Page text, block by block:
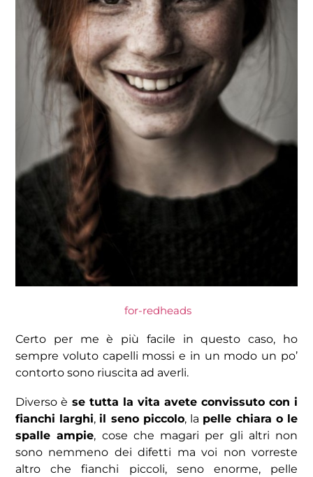
for-redheads
Certo per me è più facile in questo caso, ho
sempre voluto capelli mossi e in un modo un po’
contorto sono riuscita ad averli.
Diverso è se tutta la vita avete convissuto con i
fianchi larghi,il seno piccolo, la pelle chiara o le
spalle ampie, cose che magari per gli altri non
sono nemmeno dei difetti ma voi non vorreste
altro che fianchi piccoli, seno enorme, pelle